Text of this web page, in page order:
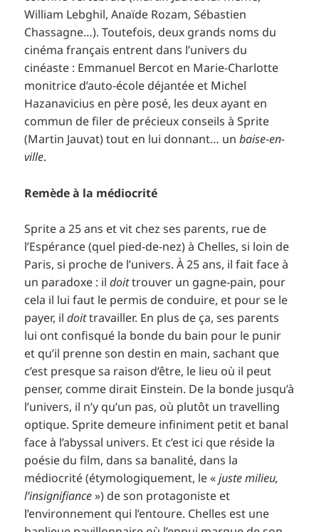
William Lebghil, Anaïde Rozam, Sébastien
Chassagne…). Toutefois, deux grands noms du
cinéma français entrent dans l’univers du
cinéaste : Emmanuel Bercot en Marie-Charlotte
monitrice d’auto-école déjantée et Michel
Hazanavicius en père posé, les deux ayant en
commun de filer de précieux conseils à Sprite
(Martin Jauvat) tout en lui donnant… unbaise-en-
ville.
Remède à la médiocrité
Sprite a 25 ans et vit chez ses parents, rue de
l’Espérance (quel pied-de-nez) à Chelles, si loin de
Paris, si proche de l’univers. À 25 ans, il fait face à
un paradoxe : ildoittrouver un gagne-pain, pour
cela il lui faut le permis de conduire, et pour se le
payer, ildoittravailler. En plus de ça, ses parents
lui ont confisqué la bonde du bain pour le punir
et qu’il prenne son destin en main, sachant que
c’est presque sa raison d’être, le lieu où il peut
penser, comme dirait Einstein. De la bonde jusqu’à
l’univers, il n’y qu’un pas, où plutôt un travelling
optique. Sprite demeure infiniment petit et banal
face à l’abyssal univers. Et c’est ici que réside la
poésie du film, dans sa banalité, dans la
médiocrité (étymologiquement, le «juste milieu,
l’insignifiance») de son protagoniste et
l’environnement qui l’entoure. Chelles est une